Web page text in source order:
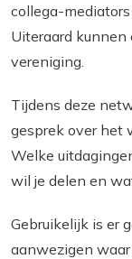
collega-
Uiteraard kunnen
vereniging.
Tijdens deze
gesprek over het
Welke
wil je delen en wat
Gebruikelijk is er
aanwezigen